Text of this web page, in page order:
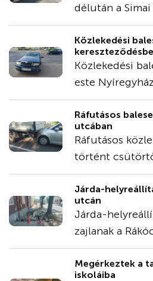
délután a
Közlekedési
Közlekedési
este
Ráfutásos
utcában
Ráfutásos
történt
Járda-
utcán
Járda-
zajlanak a
Megérkeztek a
iskoláiba